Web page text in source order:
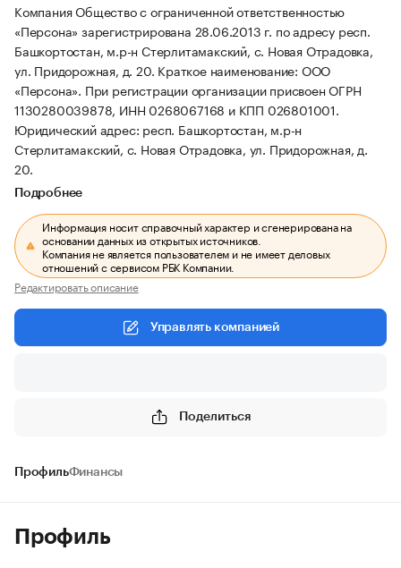
Компания Общество с ограниченной ответственностью
«Персона» зарегистрирована 28.06.2013 г. по адресу респ.
Башкортостан, м.р-н Стерлитамакский, с. Новая Отрадовка,
ул. Придорожная, д. 20. Краткое наименование: ООО
«Персона». При регистрации организации присвоен ОГРН
1130280039878, ИНН 0268067168 и КПП 026801001.
Юридический адрес: респ. Башкортостан, м.р-н
Стерлитамакский, с. Новая Отрадовка, ул. Придорожная, д.
20.
Подробнее
Информация носит справочный характер и сгенерирована на
основании данных из открытых источников.
Компания не является пользователем и не имеет деловых
отношений с сервисом РБК Компании.
Редактировать описание
Управлять компанией
Поделиться
ПрофильФинансы
Профиль